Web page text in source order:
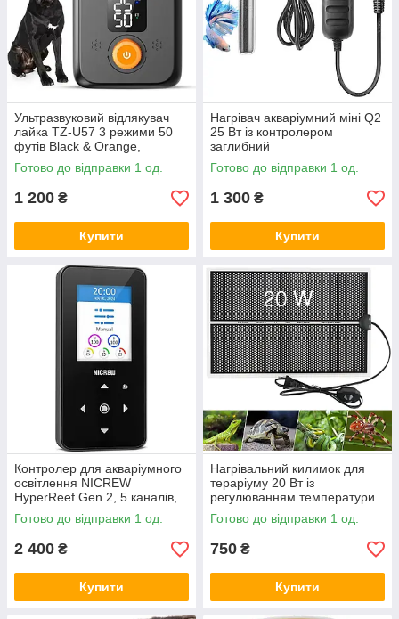
Ультразвуковий відлякувач
лайка TZ-U57 3 режими 50
футів Black & Orange,
Amazon
Готово до відправки 1 од.
1 200 ₴
Купити
Нагрівач акваріумний міні Q2
25 Вт із контролером
заглибний
Готово до відправки 1 од.
1 300 ₴
Купити
Контролер для акваріумного
освітлення NICREW
HyperReef Gen 2, 5 каналів,
LCD 2.4", Amazon
Готово до відправки 1 од.
2 400 ₴
Купити
Нагрівальний килимок для
тераріуму 20 Вт із
регулюванням температури
28x42 см, Amazon
Готово до відправки 1 од.
750 ₴
Купити